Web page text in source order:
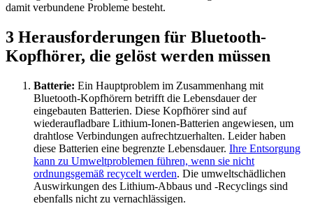
damit verbundene Probleme besteht.
3 Herausforderungen für Bluetooth-
Kopfhörer, die gelöst werden müssen
Batterie: Ein Hauptproblem im Zusammenhang mit
Bluetooth-Kopfhörern betrifft die Lebensdauer der
eingebauten Batterien. Diese Kopfhörer sind auf
wiederaufladbare Lithium-Ionen-Batterien angewiesen, um
drahtlose Verbindungen aufrechtzuerhalten. Leider haben
diese Batterien eine begrenzte Lebensdauer. Ihre Entsorgung
kann zu Umweltproblemen führen, wenn sie nicht
ordnungsgemäß recycelt werden. Die umweltschädlichen
Auswirkungen des Lithium-Abbaus und -Recyclings sind
ebenfalls nicht zu vernachlässigen.